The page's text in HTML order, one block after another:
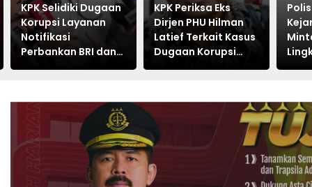
KPK Selidiki Dugaan
Korupsi Layanan
Notifikasi
Perbankan BRI dan
Telkom
KPK Periksa Eks
Dirjen PHU Hilman
Latief Terkait Kasus
Dugaan Korupsi
Kuota Haji Khusus